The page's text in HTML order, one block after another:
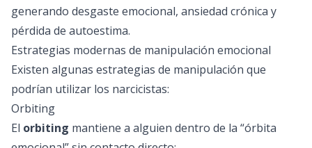
generando desgaste emocional, ansiedad crónica y
pérdida de autoestima.
Estrategias modernas de manipulación emocional
Existen algunas estrategias de manipulación que
podrían utilizar los narcicistas:
Orbiting
El orbiting mantiene a alguien dentro de la “órbita